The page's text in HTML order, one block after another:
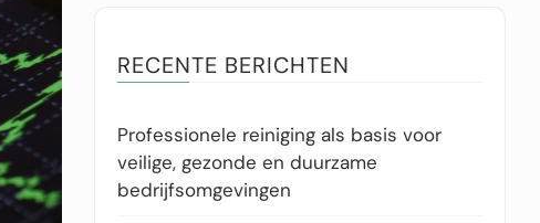
RECENTE BERICHTEN
Professionele reiniging als basis voor
veilige, gezonde en duurzame
bedrijfsomgevingen